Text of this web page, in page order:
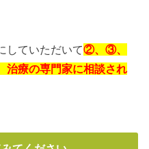
していただいて②、③、
療の専門家に相談され